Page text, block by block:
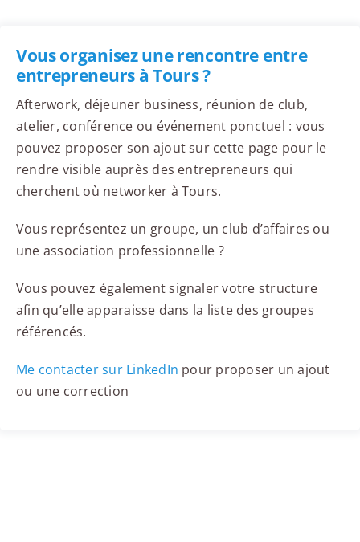
Vous organisez une rencontre entre
entrepreneurs à Tours ?
Afterwork, déjeuner business, réunion de club,
atelier, conférence ou événement ponctuel : vous
pouvez proposer son ajout sur cette page pour le
rendre visible auprès des entrepreneurs qui
cherchent où networker à Tours.
Vous représentez un groupe, un club d’affaires ou
une association professionnelle ?
Vous pouvez également signaler votre structure
afin qu’elle apparaisse dans la liste des groupes
référencés.
Me contacter sur LinkedIn pour proposer un ajout
ou une correction